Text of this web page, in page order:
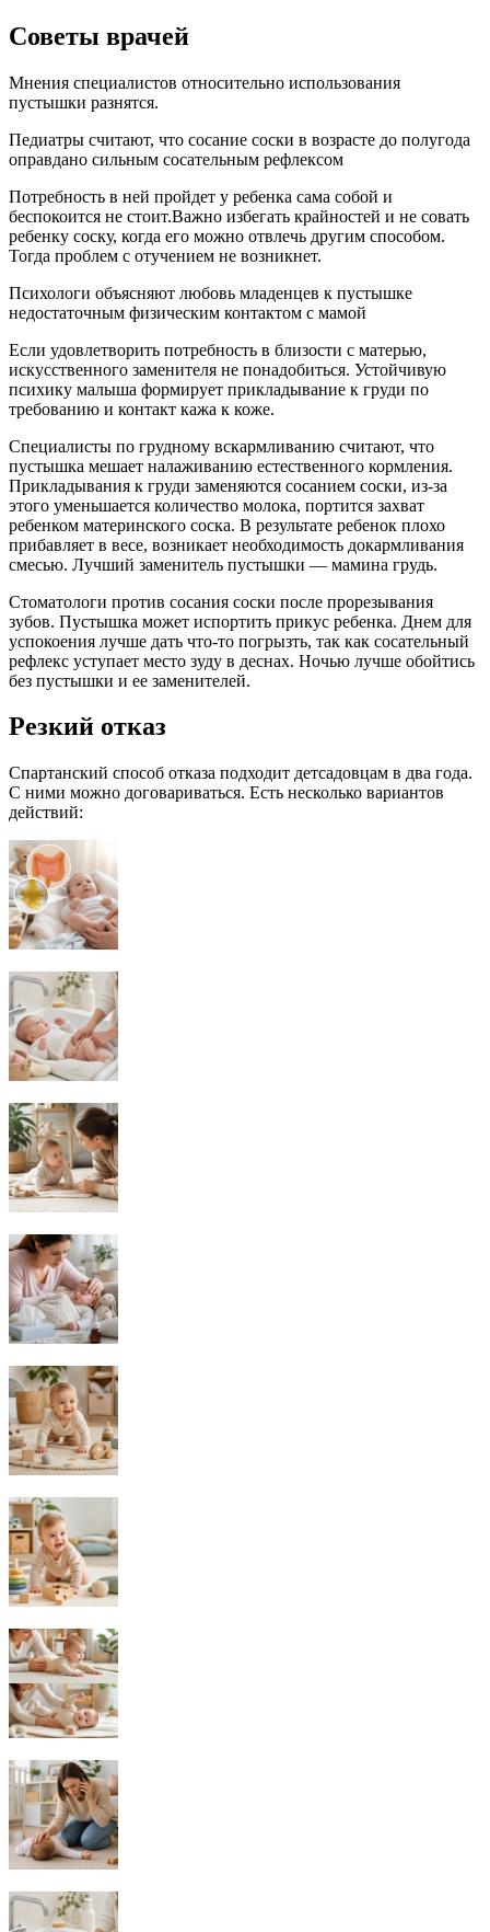
Советы врачей
Мнения специалистов относительно использования
пустышки разнятся.
Педиатры считают, что сосание соски в возрасте до полугода
оправдано сильным сосательным рефлексом
Потребность в ней пройдет у ребенка сама собой и
беспокоится не стоит.Важно избегать крайностей и не совать
ребенку соску, когда его можно отвлечь другим способом.
Тогда проблем с отучением не возникнет.
Психологи объясняют любовь младенцев к пустышке
недостаточным физическим контактом с мамой
Если удовлетворить потребность в близости с матерью,
искусственного заменителя не понадобиться. Устойчивую
психику малыша формирует прикладывание к груди по
требованию и контакт кажа к коже.
Специалисты по грудному вскармливанию считают, что
пустышка мешает налаживанию естественного кормления.
Прикладывания к груди заменяются сосанием соски, из-за
этого уменьшается количество молока, портится захват
ребенком материнского соска. В результате ребенок плохо
прибавляет в весе, возникает необходимость докармливания
смесью. Лучший заменитель пустышки — мамина грудь.
Стоматологи против сосания соски после прорезывания
зубов. Пустышка может испортить прикус ребенка. Днем для
успокоения лучше дать что-то погрызть, так как сосательный
рефлекс уступает место зуду в деснах. Ночью лучше обойтись
без пустышки и ее заменителей.
Резкий отказ
Спартанский способ отказа подходит детсадовцам в два года.
С ними можно договариваться. Есть несколько вариантов
действий: